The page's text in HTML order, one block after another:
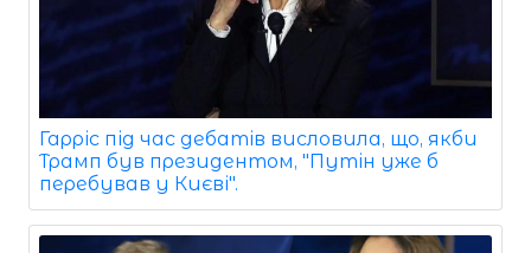
Гарріс під час дебатів висловила, що, якби
Трамп був президентом, "Путін уже б
перебував у Києві".